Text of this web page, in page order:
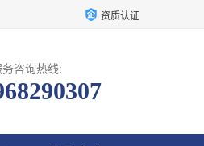
资质认证
咨询热线: